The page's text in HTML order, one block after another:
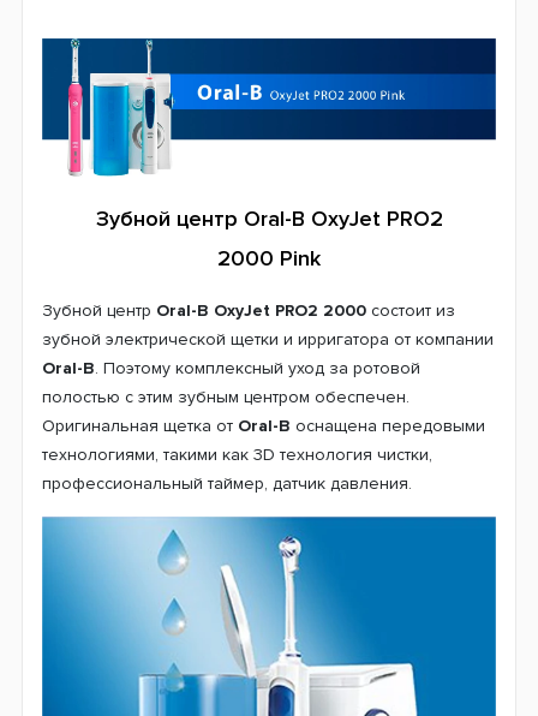
Таймер чистки
Индикатор заряда батареи
Ступеней давления воды
Аккумулятор
Страна производитель
Германия
Венгрия
24 месяца
Зубной центр Oral-B OxyJet PRO2
2000 Pink
Зубной центр Oral-B OxyJet PRO2 2000 состоит из
зубной электрической щетки и ирригатора от компании
Oral-B. Поэтому комплексный уход за ротовой
полостью с этим зубным центром обеспечен.
Оригинальная щетка от Oral-B оснащена передовыми
технологиями, такими как 3D технология чистки,
профессиональный таймер, датчик давления.